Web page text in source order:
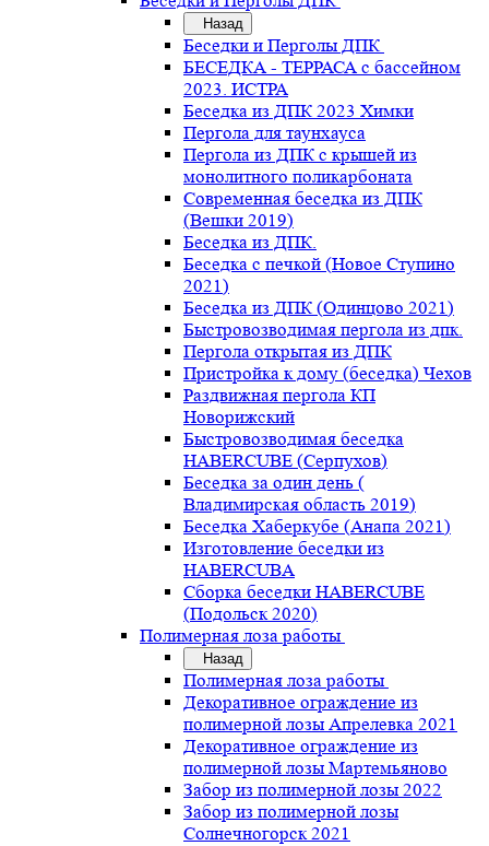
Назад
Беседки и Перголы ДПК
БЕСЕДКА - ТЕРРАСА с бассейном
2023. ИСТРА
Беседка из ДПК 2023 Химки
Пергола для таунхауса
Пергола из ДПК с крышей из
монолитного поликарбоната
Современная беседка из ДПК
(Вешки 2019)
Беседка из ДПК.
Беседка с печкой (Новое Ступино
2021)
Беседка из ДПК (Одинцово 2021)
Быстровозводимая пергола из дпк.
Пергола открытая из ДПК
Пристройка к дому (беседка) Чехов
Раздвижная пергола КП
Новорижский
Быстровозводимая беседка
HABERCUBE (Серпухов)
Беседка за один день (
Владимирская область 2019)
Беседка Хаберкубе (Анапа 2021)
Изготовление беседки из
HABERCUBA
Сборка беседки HABERCUBE
(Подольск 2020)
Полимерная лоза работы
Назад
Полимерная лоза работы
Декоративное ограждение из
полимерной лозы Апрелевка 2021
Декоративное ограждение из
полимерной лозы Мартемьяново
Забор из полимерной лозы 2022
Забор из полимерной лозы
Солнечногорск 2021